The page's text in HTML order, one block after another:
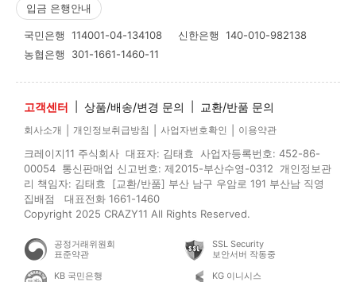
입금 은행안내
국민은행 114001-04-134108 신한은행 140-010-982138
농협은행 301-1661-1460-11
고객센터 상품/배송/변경 문의 교환/반품 문의
회사소개 개인정보취급방침 사업자번호확인 이용약관
크레이지11 주식회사 대표자: 김태효 사업자등록번호: 452-86-
00054 통신판매업 신고번호: 제2015-부산수영-0312 개인정보관
리 책임자: 김태효 [교환/반품] 부산 남구 우암로 191 부산남 직영
집배점 대표전화 1661-1460
Copyright 2025 CRAZY11 All Rights Reserved.
공정거래위원회
표준약관
SSL Security
보안서버 작동중
KB 국민은행
KG 이니시스